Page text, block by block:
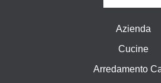
Azienda
Cucine
Arredamento